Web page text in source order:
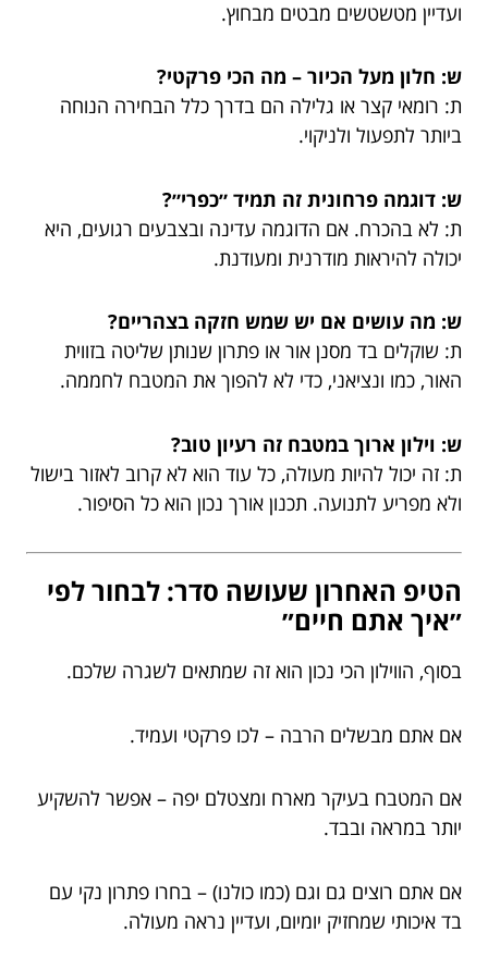
ועדיין מטשטשים מבטים מבחוץ.
ש: חלון מעל הכיור – מה הכי פרקטי?
ת: רומאי קצר או גלילה הם בדרך כלל הבחירה הנוחה
ביותר לתפעול ולניקוי.
ש: דוגמה פרחונית זה תמיד ״כפרי״?
ת: לא בהכרח. אם הדוגמה עדינה ובצבעים רגועים, היא
יכולה להיראות מודרנית ומעודנת.
ש: מה עושים אם יש שמש חזקה בצהריים?
ת: שוקלים בד מסנן אור או פתרון שנותן שליטה בזווית
האור, כמו ונציאני, כדי לא להפוך את המטבח לחממה.
ש: וילון ארוך במטבח זה רעיון טוב?
ת: זה יכול להיות מעולה, כל עוד הוא לא קרוב לאזור בישול
ולא מפריע לתנועה. תכנון אורך נכון הוא כל הסיפור.
הטיפ האחרון שעושה סדר: לבחור לפי
״איך אתם חיים״
בסוף, הווילון הכי נכון הוא זה שמתאים לשגרה שלכם.
אם אתם מבשלים הרבה – לכו פרקטי ועמיד.
אם המטבח בעיקר מארח ומצטלם יפה – אפשר להשקיע
יותר במראה ובבד.
אם אתם רוצים גם וגם (כמו כולנו) – בחרו פתרון נקי עם
בד איכותי שמחזיק יומיום, ועדיין נראה מעולה.